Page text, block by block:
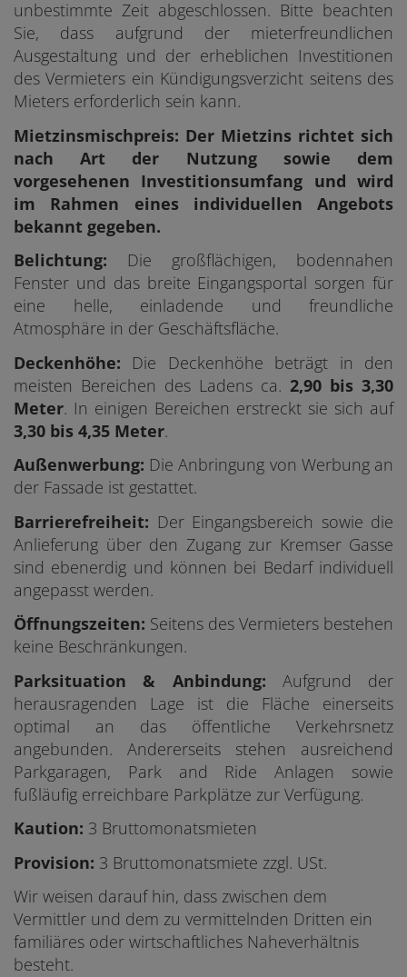
unbestimmte Zeit abgeschlossen. Bitte beachten
Sie, dass aufgrund der mieterfreundlichen
Ausgestaltung und der erheblichen Investitionen
des Vermieters ein Kündigungsverzicht seitens des
Mieters erforderlich sein kann.
Mietzinsmischpreis: Der Mietzins richtet sich
nach Art der Nutzung sowie dem
vorgesehenen Investitionsumfang und wird
im Rahmen eines individuellen Angebots
bekannt gegeben.
Belichtung: Die großflächigen, bodennahen
Fenster und das breite Eingangsportal sorgen für
eine helle, einladende und freundliche
Atmosphäre in der Geschäftsfläche.
Deckenhöhe: Die Deckenhöhe beträgt in den
meisten Bereichen des Ladens ca. 2,90 bis 3,30
Meter. In einigen Bereichen erstreckt sie sich auf
3,30 bis 4,35 Meter.
Außenwerbung: Die Anbringung von Werbung an
der Fassade ist gestattet.
Barrierefreiheit: Der Eingangsbereich sowie die
Anlieferung über den Zugang zur Kremser Gasse
sind ebenerdig und können bei Bedarf individuell
angepasst werden.
Öffnungszeiten: Seitens des Vermieters bestehen
keine Beschränkungen.
Parksituation & Anbindung: Aufgrund der
herausragenden Lage ist die Fläche einerseits
optimal an das öffentliche Verkehrsnetz
angebunden. Andererseits stehen ausreichend
Parkgaragen, Park and Ride Anlagen sowie
fußläufig erreichbare Parkplätze zur Verfügung.
Kaution: 3 Bruttomonatsmieten
Provision: 3 Bruttomonatsmiete zzgl. USt.
Wir weisen darauf hin, dass zwischen dem
Vermittler und dem zu vermittelnden Dritten ein
familiäres oder wirtschaftliches Naheverhältnis
besteht.